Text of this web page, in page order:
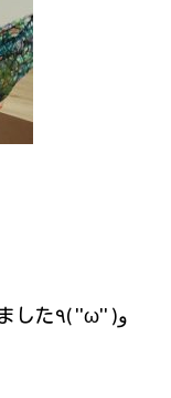
午後は放デイのお友達が来てくれました٩( ''ω'' )و